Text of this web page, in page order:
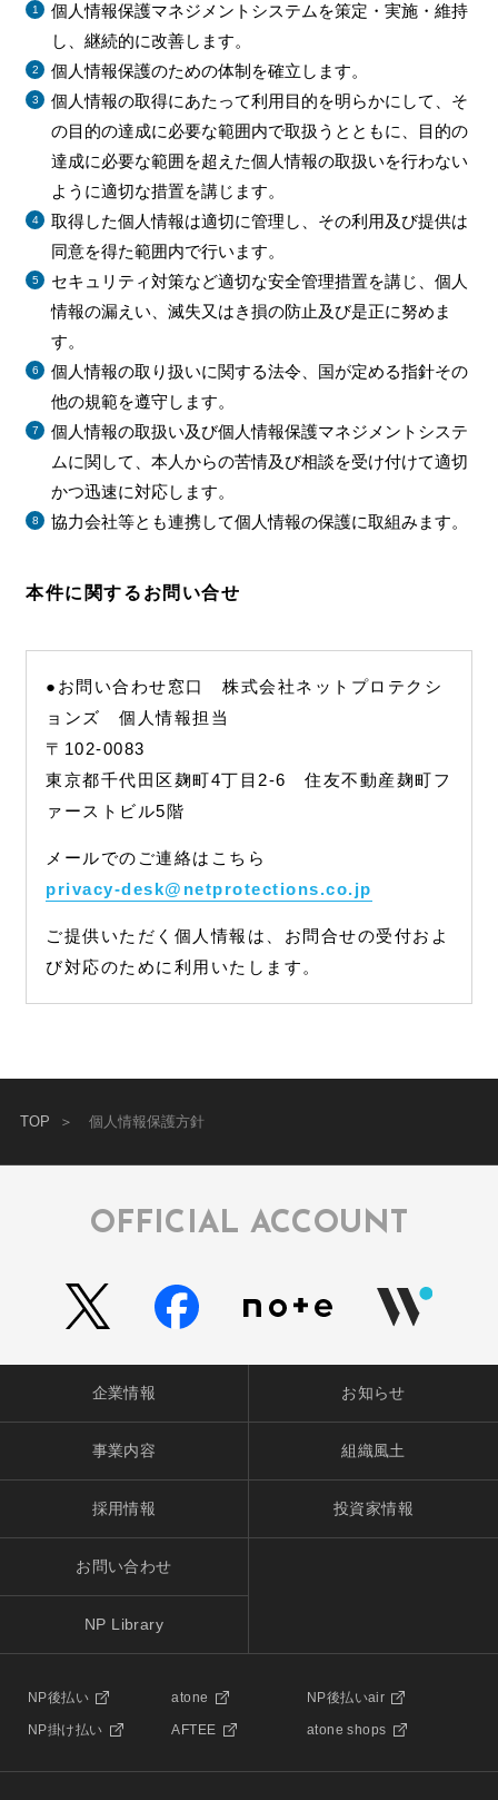
個人情報保護マネジメントシステムを策定・実施・維持
し、継続的に改善します。
個人情報保護のための体制を確立します。
個人情報の取得にあたって利用目的を明らかにして、そ
の目的の達成に必要な範囲内で取扱うとともに、目的の
達成に必要な範囲を超えた個人情報の取扱いを行わない
ように適切な措置を講じます。
取得した個人情報は適切に管理し、その利用及び提供は
同意を得た範囲内で行います。
セキュリティ対策など適切な安全管理措置を講じ、個人
情報の漏えい、滅失又はき損の防止及び是正に努めま
す。
個人情報の取り扱いに関する法令、国が定める指針その
他の規範を遵守します。
個人情報の取扱い及び個人情報保護マネジメントシステ
ムに関して、本人からの苦情及び相談を受け付けて適切
かつ迅速に対応します。
協力会社等とも連携して個人情報の保護に取組みます。
本件に関するお問い合せ
●お問い合わせ窓口 株式会社ネットプロテクシ
ョンズ 個人情報担当
〒102-0083
東京都千代田区麹町4丁目2-6 住友不動産麹町フ
ァーストビル5階
メールでのご連絡はこちら
privacy-desk@netprotections.co.jp
ご提供いただく個人情報は、お問合せの受付およ
び対応のために利用いたします。
TOP 個人情報保護方針
OFFICIAL ACCOUNT
企業情報 お知らせ
事業内容 組織風土
採用情報 投資家情報
お問い合わせ
NP Library
NP後払い atone NP後払いair
NP掛け払い AFTEE atone shops